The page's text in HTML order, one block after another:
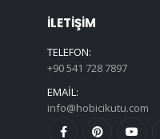
İLETIŞIM
TELEFON:
+90 541 728 7897
EMAIL:
info@hobicikutu.com